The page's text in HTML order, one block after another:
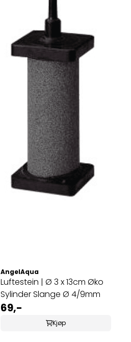
AngelAqua
Luftestein | Ø 3 x 13cm Øko
Sylinder Slange Ø 4/9mm
69,-
Kjøp